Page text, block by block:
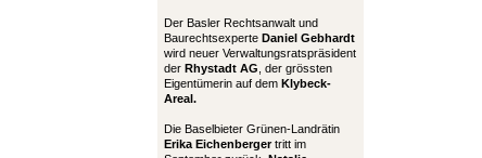
Der Basler Rechtsanwalt und
Baurechtsexperte Daniel Gebhardt
wird neuer Verwaltungsratspräsident
der Rhystadt AG , der grössten
Eigentümerin auf dem Klybeck-
Areal.
Die Baselbieter Grünen-Landrätin
Erika Eichenbergertritt im